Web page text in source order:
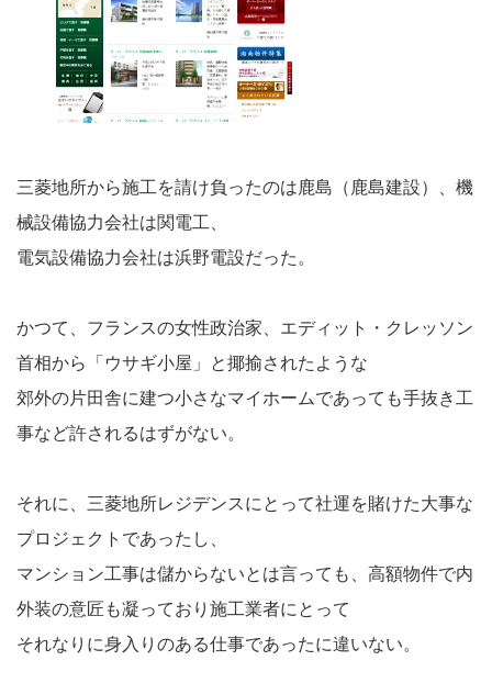
三菱地所から施工を請け負ったのは鹿島（鹿島建設）、機
械設備協力会社は関電工、
電気設備協力会社は浜野電設だった。
かつて、フランスの女性政治家、エディット・クレッソン
首相から「ウサギ小屋」と揶揄されたような
郊外の片田舎に建つ小さなマイホームであっても手抜き工
事など許されるはずがない。
それに、三菱地所レジデンスにとって社運を賭けた大事な
プロジェクトであったし、
マンション工事は儲からないとは言っても、高額物件で内
外装の意匠も凝っており施工業者にとって
それなりに身入りのある仕事であったに違いない。